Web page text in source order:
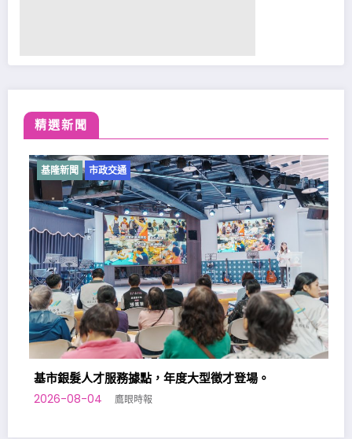
精選新聞
隆新聞 市政交通
銀髮人才服務據點，年度大型徵才登場。
08-04 鷹眼時報
基隆新